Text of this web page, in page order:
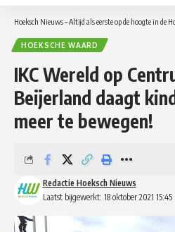
Hoeksch Nieuws – Altijd als eerste op de hoogte in de
HOEKSCHE WAARD
IKC Wereld op
Beijerland daagt
meer te bewegen!
Laatst bijgewerkt: 18 oktober 2021 15:45
Redactie Hoeksch Nieuws